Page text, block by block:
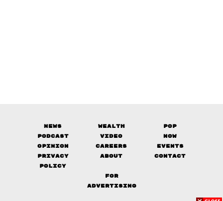
News Wealth
Pop
Podcast
Video
Now
Opinion
Careers
Events
Privacy
Policy
About Contact
FOR
ADVERTISING